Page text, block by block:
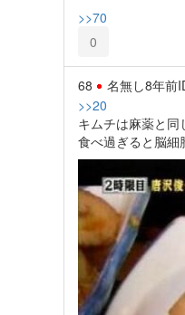
>>70
0
68 名無し8年前
>>20
キムチは麻薬と同
食べ過ぎると脳細